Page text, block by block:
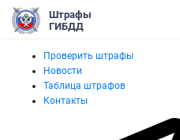
Штрафы
ГИБДД
Проверить штрафы
Новости
Таблица штрафов
Контакты